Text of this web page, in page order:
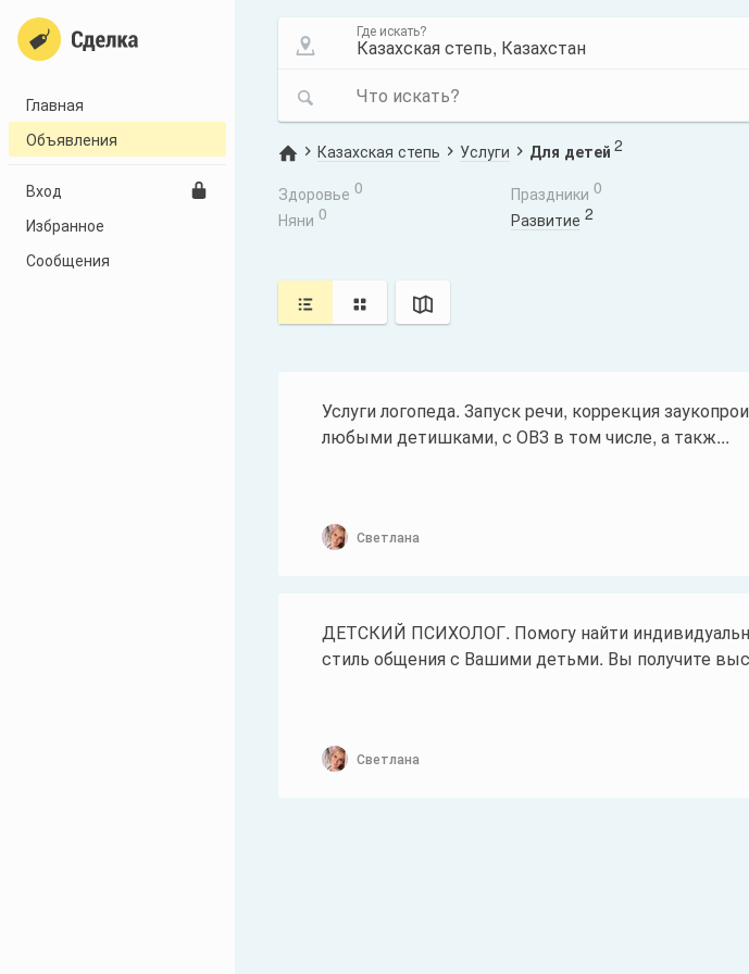
Главная
Объявления
Вход
Избранное
Сообщения
Где искать?
Что искать?
Казахская степь Услуги Для детей 2
0
Здоровье
0
Няни
0
Праздники
2
Развитие
Услуги логопеда. Запуск речи, коррекция
любыми детишками, с ОВЗ в том числе, а такж...
Светлана
ДЕТСКИЙ ПСИХОЛОГ. Помогу найти
стиль общения с Вашими детьми. Вы получите
Светлана